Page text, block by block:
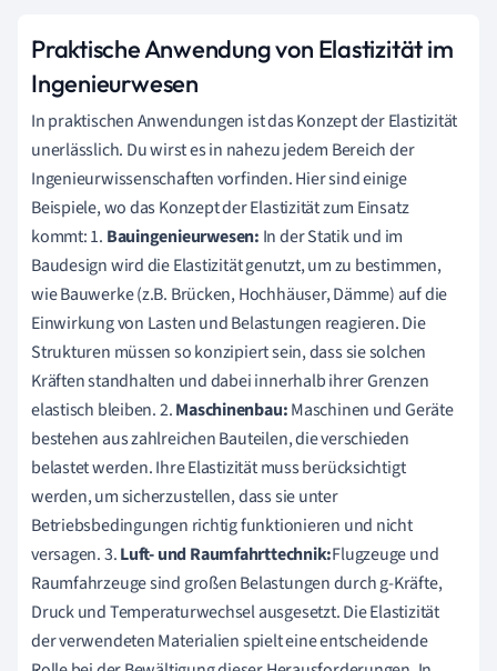
Praktische Anwendung von Elastizität im
Ingenieurwesen
In praktischen Anwendungen ist das Konzept der Elastizität
unerlässlich. Du wirst es in nahezu jedem Bereich der
Ingenieurwissenschaften vorfinden. Hier sind einige
Beispiele, wo das Konzept der Elastizität zum Einsatz
kommt: 1. Bauingenieurwesen: In der Statik und im
Baudesign wird die Elastizität genutzt, um zu bestimmen,
wie Bauwerke (z.B. Brücken, Hochhäuser, Dämme) auf die
Einwirkung von Lasten und Belastungen reagieren. Die
Strukturen müssen so konzipiert sein, dass sie solchen
Kräften standhalten und dabei innerhalb ihrer Grenzen
elastisch bleiben. 2.Maschinenbau:Maschinen und Geräte
bestehen aus zahlreichen Bauteilen, die verschieden
belastet werden. Ihre Elastizität muss berücksichtigt
werden, um sicherzustellen, dass sie unter
Betriebsbedingungen richtig funktionieren und nicht
versagen. 3.Luft- und Raumfahrttechnik:Flugzeuge und
Raumfahrzeuge sind großen Belastungen durch g-Kräfte,
Druck und Temperaturwechsel ausgesetzt. Die Elastizität
der verwendeten Materialien spielt eine entscheidende